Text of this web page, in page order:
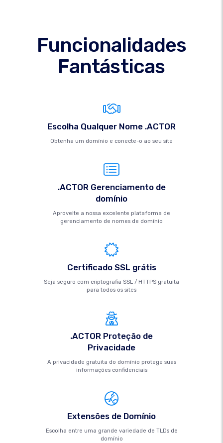
Funcionalidades
Fantásticas
Escolha Qualquer Nome .ACTOR
Obtenha um domínio e conecte-o ao seu site
.ACTOR Gerenciamento de
domínio
Aproveite a nossa excelente plataforma de
gerenciamento de nomes de domínio
Certificado SSL grátis
Seja seguro com criptografia SSL / HTTPS gratuita
para todos os sites
.ACTOR Proteção de
Privacidade
A privacidade gratuita do domínio protege suas
informações confidenciais
Extensões de Domínio
Escolha entre uma grande variedade de TLDs de
domínio